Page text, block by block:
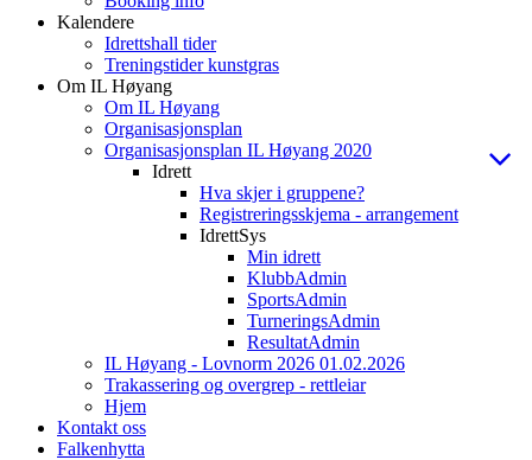
Kalendere
Idrettshall tider
Treningstider kunstgras
Om IL Høyang
Om IL Høyang
Organisasjonsplan
Organisasjonsplan IL Høyang 2020
Idrett
Hva skjer i gruppene?
Registreringsskjema - arrangement
IdrettSys
Min idrett
KlubbAdmin
SportsAdmin
TurneringsAdmin
ResultatAdmin
IL Høyang - Lovnorm 2026 01.02.2026
Trakassering og overgrep - rettleiar
Hjem
Kontakt oss
Falkenhytta